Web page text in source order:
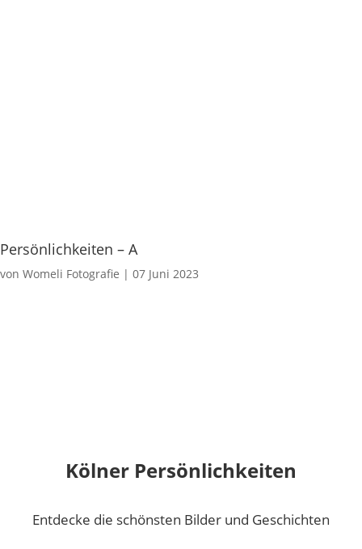
Persönlichkeiten – A
von Womeli Fotografie | 07 Juni 2023
Kölner Persönlichkeiten
Entdecke die schönsten Bilder und Geschichten